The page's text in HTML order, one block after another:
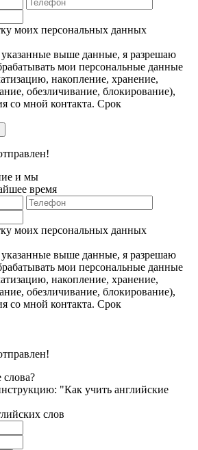
моих персональных данных
указанные выше данные, я разрешаю
мои персональные данные
накопление, хранение,
обезличивание, блокирование),
со мной контакта. Срок
и мы
время
моих персональных данных
указанные выше данные, я разрешаю
мои персональные данные
накопление, хранение,
обезличивание, блокирование),
со мной контакта. Срок
слова?
"Как учить английские